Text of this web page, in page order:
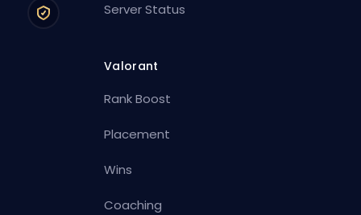
Server Status
Valorant
Rank Boost
Placement
Wins
Coaching